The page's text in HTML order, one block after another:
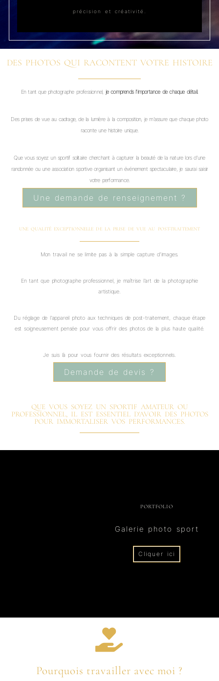
précision et créativité.
DES PHOTOS QUI RACONTENT VOTRE HISTOIRE
En tant que photographe professionnel, je comprends l’importance de chaque détail.
Des prises de vue au cadrage, de la lumière à la composition, je m’assure que chaque photo
raconte une histoire unique.
Que vous soyez un sportif solitaire cherchant à capturer la beauté de la nature lors d’une
randonnée ou une association sportive organisant un événement spectaculaire, je saurai saisir
votre performance.
Une demande de renseignement ?
UNE QUALITÉ EXCEPTIONNELLE DE LA PRISE DE VUE AU POST-TRAITEMENT
Mon travail ne se limite pas à la simple capture d’images.
En tant que photographe professionnel, je maîtrise l’art de la photographie
artistique.
Du réglage de l’appareil photo aux techniques de post-traitement, chaque étape
est soigneusement pensée pour vous offrir des photos de la plus haute qualité.
Je suis là pour vous fournir des résultats exceptionnels.
Demande de devis ?
QUE VOUS SOYEZ UN SPORTIF AMATEUR OU
PROFESSIONNEL, IL EST ESSENTIEL D'AVOIR DES PHOTOS
POUR IMMORTALISER VOS PERFORMANCES.
PORTFOLIO
Galerie photo sport
Cliquer ici
Pourquois travailler avec moi ?